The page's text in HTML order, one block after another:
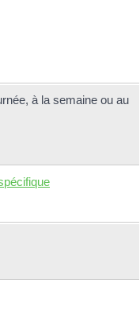
à la semaine ou au